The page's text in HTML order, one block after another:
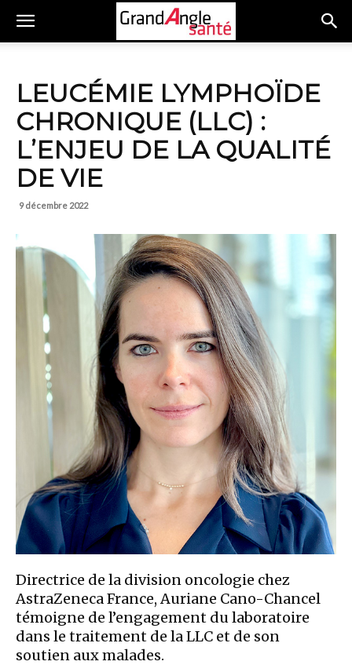
LEUCÉMIE LYMPHOÏDE
CHRONIQUE (LLC) :
L’ENJEU DE LA QUALITÉ
DE VIE
9 décembre 2022
Directrice de la division oncologie chez
AstraZeneca France, Auriane Cano-Chancel
témoigne de l’engagement du laboratoire
dans le traitement de la LLC et de son
soutien aux malades.